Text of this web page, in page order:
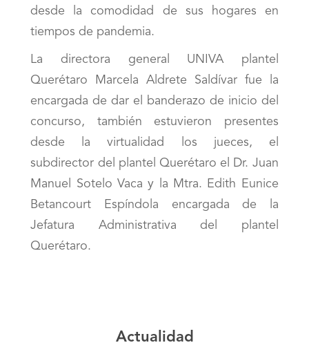
desde la comodidad de sus hogares en
tiempos de pandemia.
La directora general UNIVA plantel
Querétaro Marcela Aldrete Saldívar fue la
encargada de dar el banderazo de inicio del
concurso, también estuvieron presentes
desde la virtualidad los jueces, el
subdirector del plantel Querétaro el Dr. Juan
Manuel Sotelo Vaca y la Mtra. Edith Eunice
Betancourt Espíndola encargada de la
Jefatura Administrativa del plantel
Querétaro.
Actualidad